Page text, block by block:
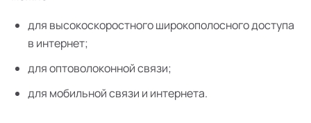
для высокоскоростного широкополосного доступа
в интернет;
для оптоволоконной связи;
для мобильной связи и интернета.